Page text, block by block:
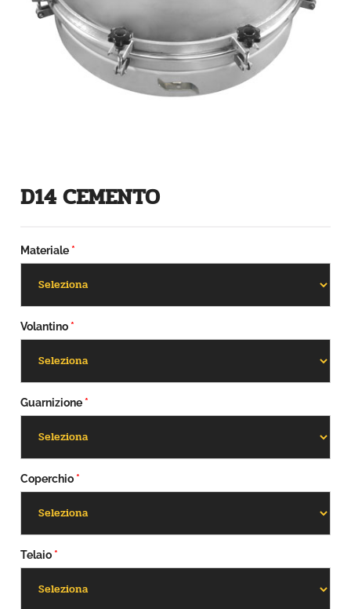
D14 CEMENTO
Materiale *
Volantino *
Guarnizione *
Coperchio *
Telaio *